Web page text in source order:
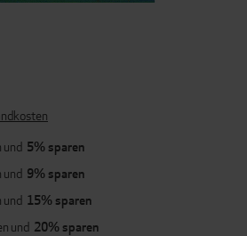
und 5% sparen
und 9% sparen
und 15% sparen
und 20% sparen